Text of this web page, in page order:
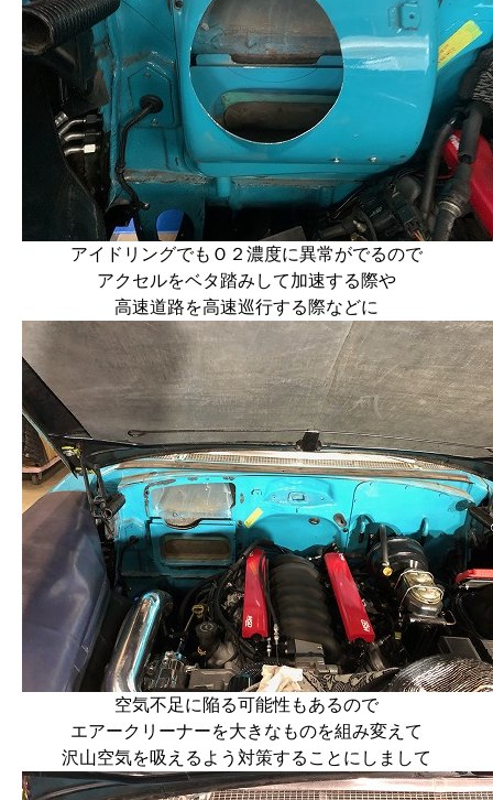
アイドリングでもＯ２濃度に異常がでるので
アクセルをベタ踏みして加速する際や
高速道路を高速巡行する際などに
空気不足に陥る可能性もあるので
エアークリーナーを大きなものを組み変えて
沢山空気を吸えるよう対策することにしまして